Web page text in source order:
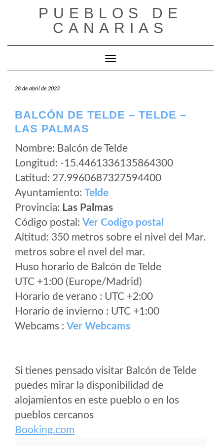
PUEBLOS DE
CANARIAS
Cambiar modo de navegación
28 de abril de 2023
BALCÓN DE TELDE – TELDE –
LAS PALMAS
Nombre: Balcón de Telde
Longitud: -15.4461336135864300
Latitud: 27.9960687327594400
Ayuntamiento: Telde
Provincia: Las Palmas
Código postal: Ver Codigo postal
Altitud: 350 metros sobre el nivel del Mar.
metros sobre el nvel del mar.
Huso horario de Balcón de Telde
UTC +1:00 (Europe/Madrid)
Horario de verano : UTC +2:00
Horario de invierno : UTC +1:00
Webcams : Ver Webcams
Si tienes pensado visitar Balcón de Telde
puedes mirar la disponibilidad de
alojamientos en este pueblo o en los
pueblos cercanos
Booking.com